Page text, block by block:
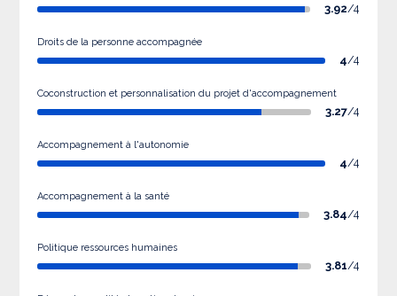
3.92/4
Droits de la personne accompagnée
4/4
Coconstruction et personnalisation du projet d'accompagnement
3.27/4
Accompagnement à l'autonomie
4/4
Accompagnement à la santé
3.84/4
Politique ressources humaines
3.81/4